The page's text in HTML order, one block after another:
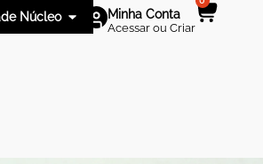
Núcleo Minha Conta
Acessar ou Criar